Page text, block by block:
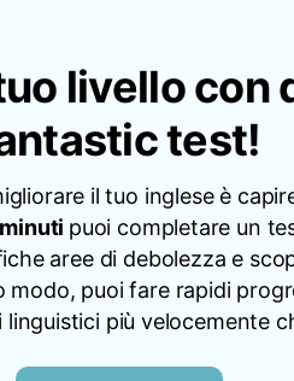
livello con
test!
il tuo inglese è
puoi completare un
aree di debolezza e
modo, puoi fare rapidi
più velocemente